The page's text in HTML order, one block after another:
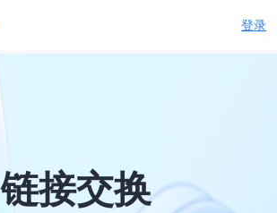
登录
链接交换